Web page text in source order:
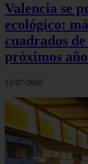
Valencia se
ecológico:
cuadrados
próximos
13/07/2026